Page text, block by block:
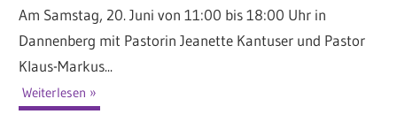
Am Samstag, 20. Juni von 11:00 bis 18:00 Uhr in
Dannenberg mit Pastorin Jeanette Kantuser und Pastor
Klaus-Markus...
Weiterlesen